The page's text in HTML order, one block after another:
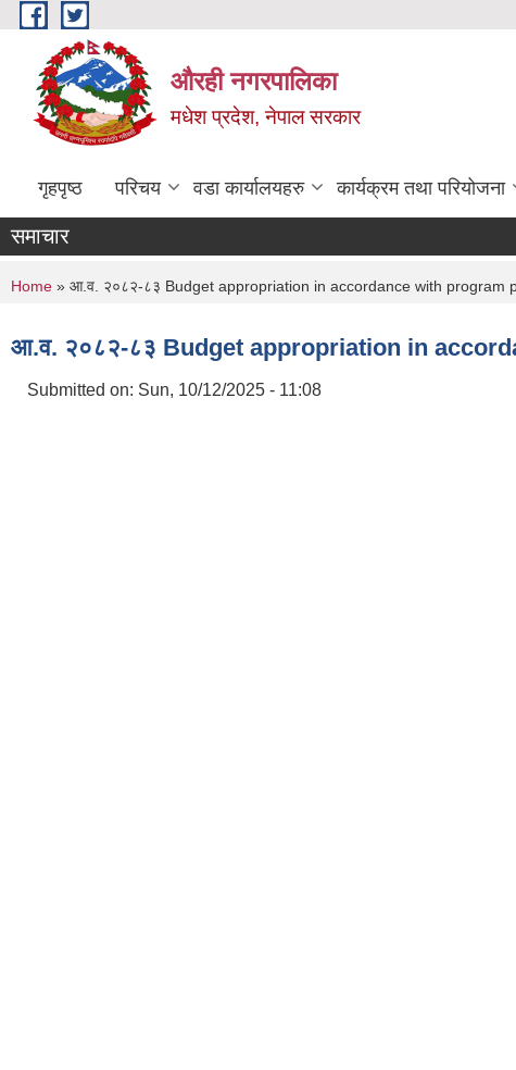
Skip to main content
औरही नगरपालिका
मधेश प्रदेश, नेपाल सरकार
गृहपृष्ठ परिचय वडा कार्यालयहरु कार्यक्रम तथा परियोजना
समाचार
You are here
Home » आ.व. २०८२-८३ Budget appropriation in accordance with program
आ.व. २०८२-८३ Budget appropriation in
Submitted on: Sun, 10/12/2025 - 11:08